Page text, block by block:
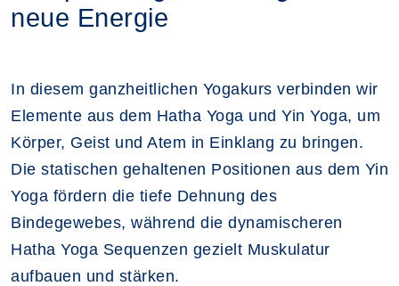
neue Energie
In diesem ganzheitlichen Yogakurs verbinden wir
Elemente aus dem Hatha Yoga und Yin Yoga, um
Körper, Geist und Atem in Einklang zu bringen.
Die statischen gehaltenen Positionen aus dem Yin
Yoga fördern die tiefe Dehnung des
Bindegewebes, während die dynamischeren
Hatha Yoga Sequenzen gezielt Muskulatur
aufbauen und stärken.